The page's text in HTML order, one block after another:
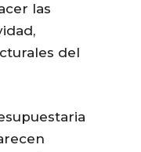
las
del